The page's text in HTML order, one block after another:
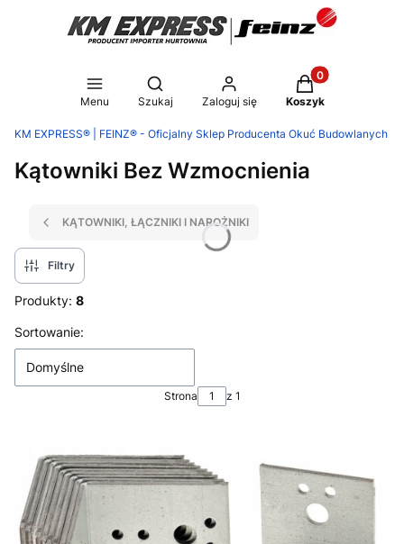
Menu
Otwórz wyszukiwarkę
Szukaj Zaloguj się
Produkty w
Koszyk
KM EXPRESS® | FEINZ® - Oficjalny Sklep Producenta Okuć Budowlanych
Kątowniki Bez Wzmocnienia
KĄTOWNIKI, ŁĄCZNIKI I NAROŻNIKI
Filtry
Produkty: 8
Lista produktów
Sortowanie:
Domyślne
Strona z 1